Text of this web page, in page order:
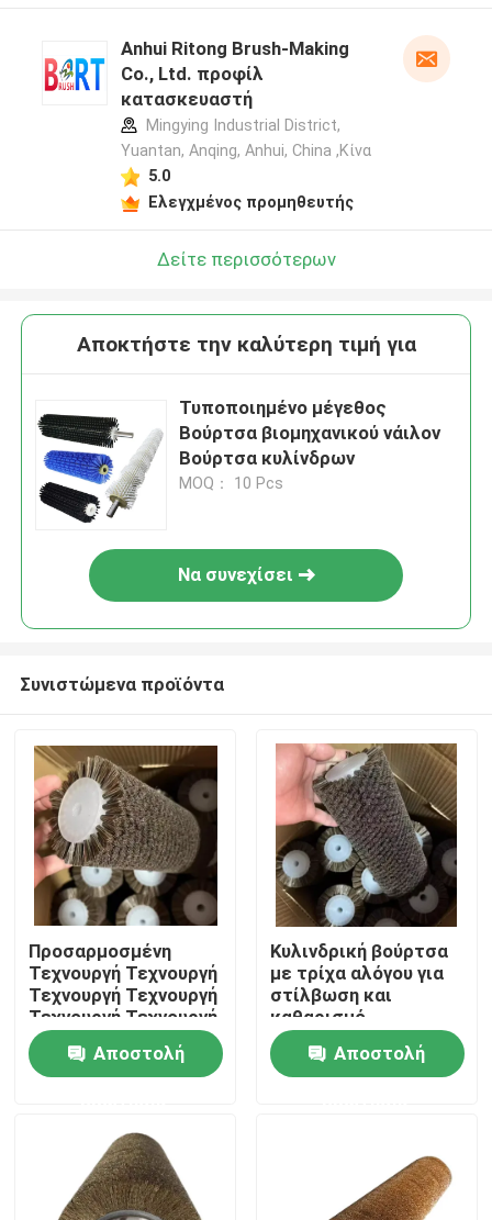
Αρχική Σελίδα
Προϊόντα
Σχετικά με εμάς
Anhui Ritong Brush-Making
Co., Ltd. προφίλ
κατασκευαστή
Mingying Industrial District,
Yuantan, Anqing, Anhui, China ,Κίνα
5.0
Ελεγχμένος προμηθευτής
Δείτε περισσότερων
Αποκτήστε την καλύτερη τιμή για
Τυποποιημένο μέγεθος
Βούρτσα βιομηχανικού νάιλον
Βούρτσα κυλίνδρων
MOQ： 10 Pcs
Να συνεχίσει
Συνιστώμενα προϊόντα
Προσαρμοσμένη
Τεχνουργή Τεχνουργή
Τεχνουργή Τεχνουργή
Τεχνουργή Τεχνουργή
Αποστολή
Κυλινδρική βούρτσα
με τρίχα αλόγου για
στίλβωση και
καθαρισμό
Αποστολή